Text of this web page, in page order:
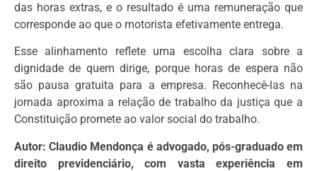
das horas extras, e o resultado é uma remuneração que
corresponde ao que o motorista efetivamente entrega.
Esse alinhamento reflete uma escolha clara sobre a
dignidade de quem dirige, porque horas de espera não
são pausa gratuita para a empresa. Reconhecê-las na
jornada aproxima a relação de trabalho da justiça que a
Constituição promete ao valor social do trabalho.
Autor: Claudio Mendonça é advogado, pós-graduado em
direito previdenciário, com vasta experiência em